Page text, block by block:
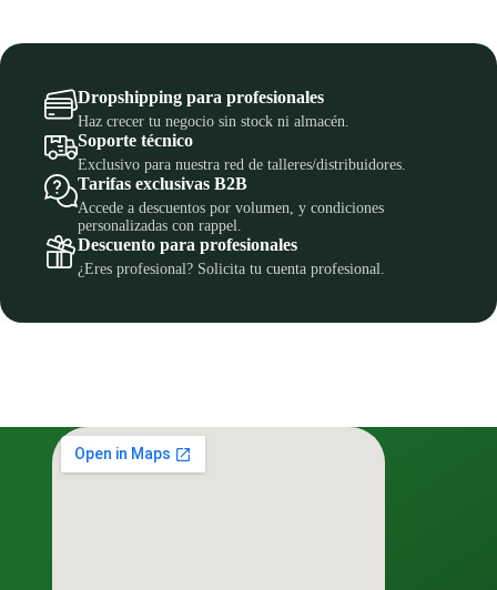
Dropshipping para profesionales
Haz crecer tu negocio sin stock ni almacén.
Soporte técnico
Exclusivo para nuestra red de talleres/distribuidores.
Tarifas exclusivas B2B
Accede a descuentos por volumen, y condiciones
personalizadas con rappel.
Descuento para profesionales
¿Eres profesional? Solicita tu cuenta profesional.